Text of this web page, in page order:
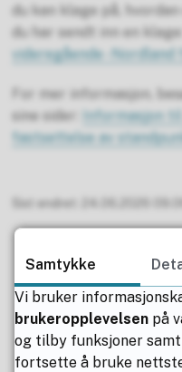
du kan klage på,
du har sendt inn en klage:
videregående -
For mer informasjon,
sine sider:
Informasjon
fastsettelse av
Sist endret
Fant du
Samtykke
Vi bruker
brukeropplevelsen på
og tilby funksjoner
fortsette å bruke